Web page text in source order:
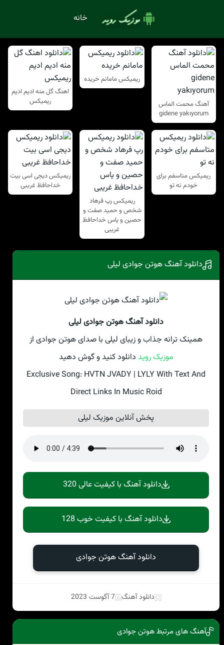
خانه
آهنگ محمت الماس
gidene yakıyorum
ریمیکس مامانم خریده
اهنگ گل منه ادیم ادیم
ریمیکس
ریمیکس متاسفم برای
خودم نه تو
ریمیکس رپ فرهاد
شخص و حمید صفت و
حصین و یاس خداحافظ
غریبی
ریمیکس دیجی اسی بیت
خداحافظ غریبی
دانلود آهنگ هوتن جوادی لیلی
دانلود آهنگ هوتن جوادی لیلی
همینک ترانه جذاب و زیبای لیلی با صدای هوتن جوادی از
موزیک روید دانلود کنید و گوش دهید
Exclusive Song: HVTN JVADY | LYLY With Text And
Direct Links In Music Roid
پخش آنلاین موزیک لیلی
دانلود آهنگ با کیفیت عالی 320
دانلود آهنگ با کیفیت خوب 128
دانلود آهنگ هوتن جوادی
دانلود آهنگ 7 آگوست 2023
آهنگ های مرتبط هوتن جوادی